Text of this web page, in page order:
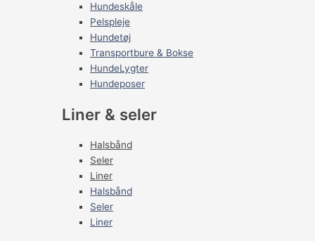
Hundeskåle
Pelspleje
Hundetøj
Transportbure & Bokse
HundeLygter
Hundeposer
Liner & seler
Halsbånd
Seler
Liner
Halsbånd
Seler
Liner